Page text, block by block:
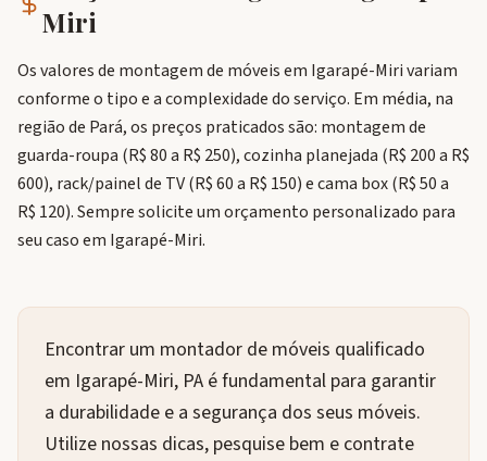
Miri
Os valores de montagem de móveis em Igarapé-Miri variam
conforme o tipo e a complexidade do serviço. Em média, na
região de Pará, os preços praticados são: montagem de
guarda-roupa (R$ 80 a R$ 250), cozinha planejada (R$ 200 a R$
600), rack/painel de TV (R$ 60 a R$ 150) e cama box (R$ 50 a
R$ 120). Sempre solicite um orçamento personalizado para
seu caso em Igarapé-Miri.
Encontrar um montador de móveis qualificado
em Igarapé-Miri, PA é fundamental para garantir
a durabilidade e a segurança dos seus móveis.
Utilize nossas dicas, pesquise bem e contrate